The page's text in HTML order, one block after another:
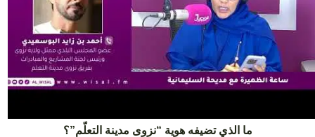
ما الذي تضيفه هوية “نزوى مدينة التعلّم”؟